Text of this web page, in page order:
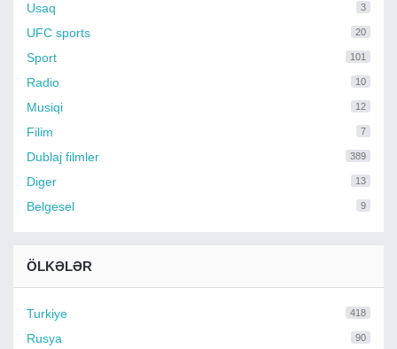
Usaq 3
UFC sports 20
Sport 101
Radio 10
Musiqi 12
Filim 7
Dublaj filmler 389
Diger 13
Belgesel 9
ÖLKƏLƏR
Turkiye 418
Rusya 90